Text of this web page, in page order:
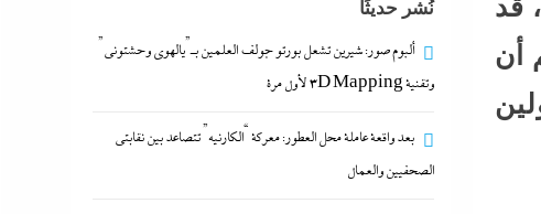
قد
أن
نُشر حديثًا
ألبوم صور: شيرين تشعل بورتو جولف العلمين بـ”يالهوى وحشتونى”
وتقنية 3D Mapping لأول مرة
بعد واقعة عاملة محل العطور: معركة “الكارنيه” تتصاعد بين نقابتى
الصحفيين والعمال